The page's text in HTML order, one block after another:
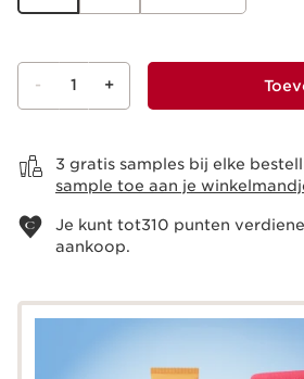
- 1 +
3 gratis samples bij elke
sample toe aan je
Je kunt tot310 punten
aankoop.